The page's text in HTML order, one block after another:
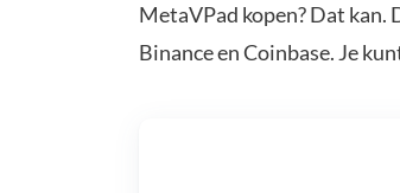
MetaVPad kopen? Dat kan.
Binance en Coinbase. Je